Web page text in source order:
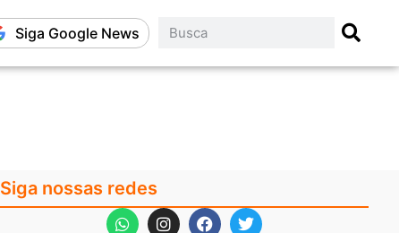
Siga Google News
Siga nossas redes